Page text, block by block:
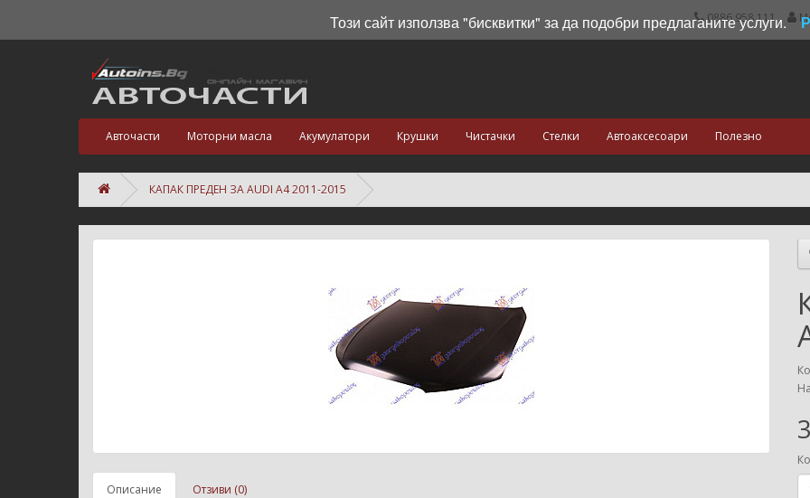
0886 958 111
Авточасти Моторни масла Акумулатори Крушки Чистачки Стелки Автоаксесоари Полезно
КАПАК ПРЕДЕН ЗА AUDI A4 2011-2015
Описание Отзиви (0)
Този сайт използва "бисквитки" за да подобри предлаганите услуги.